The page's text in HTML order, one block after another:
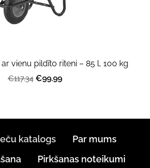
ar vienu pildīto riteni – 85 l, 100 kg
€117.34 €99.99
katalogs
Par mums
Pirkšanas noteikumi